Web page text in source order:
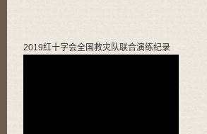
2019红十字会全国救灾队联合演练纪录